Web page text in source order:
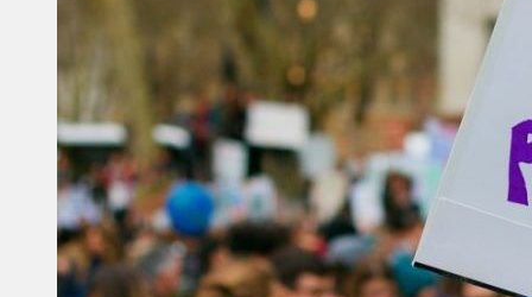
ЛК рекомендует
Сеньорам
Образование
Здравоохранение
Экология
Происшествия
Приграничье
Деньги
Визиты
Выборы